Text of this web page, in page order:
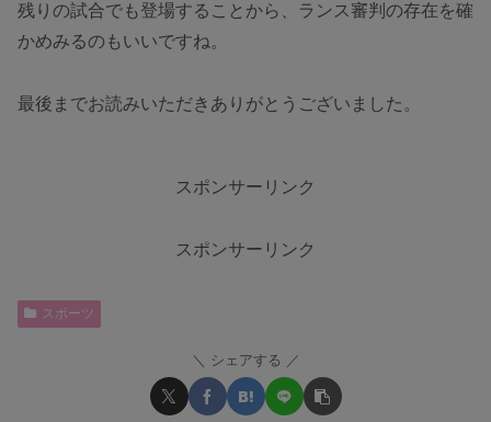
残りの試合でも登場することから、ランス審判の存在を確
かめみるのもいいですね。
最後までお読みいただきありがとうございました。
スポンサーリンク
スポンサーリンク
スポーツ
シェアする